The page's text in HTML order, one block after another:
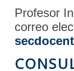
Profesor
correo